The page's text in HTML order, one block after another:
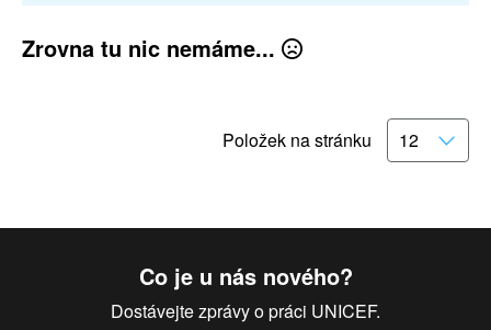
Zrovna tu nic nemáme...
Položek na stránku
Co je u nás nového?
Dostávejte zprávy o práci UNICEF.